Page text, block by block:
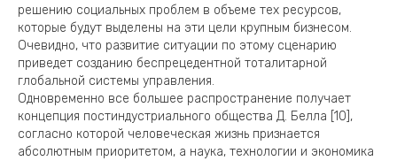
решению социальных проблем в объеме тех ресурсов,
которые будут выделены на эти цели крупным бизнесом.
Очевидно, что развитие ситуации по этому сценарию
приведет созданию беспрецедентной тоталитарной
глобальной системы управления.
Одновременно все большее распространение получает
концепция постиндустриального общества Д. Белла [10],
согласно которой человеческая жизнь признается
абсолютным приоритетом, а наука, технологии и экономика